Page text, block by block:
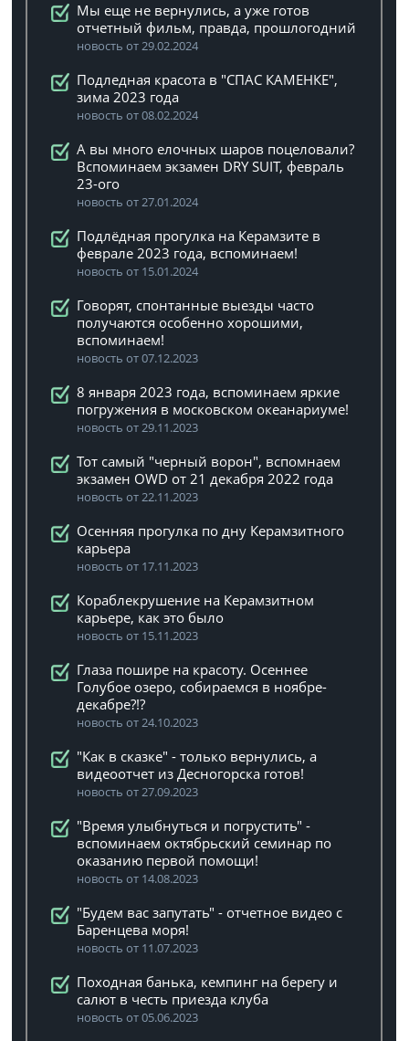
Мы еще не вернулись, а уже готов
отчетный фильм, правда, прошлогодний
новость от 29.02.2024
Подледная красота в "СПАС КАМЕНКЕ",
зима 2023 года
новость от 08.02.2024
А вы много елочных шаров поцеловали?
Вспоминаем экзамен DRY SUIT, февраль
23-ого
новость от 27.01.2024
Подлёдная прогулка на Керамзите в
феврале 2023 года, вспоминаем!
новость от 15.01.2024
Говорят, спонтанные выезды часто
получаются особенно хорошими,
вспоминаем!
новость от 07.12.2023
8 января 2023 года, вспоминаем яркие
погружения в московском океанариуме!
новость от 29.11.2023
Тот самый "черный ворон", вспомнаем
экзамен OWD от 21 декабря 2022 года
новость от 22.11.2023
Осенняя прогулка по дну Керамзитного
карьера
новость от 17.11.2023
Кораблекрушение на Керамзитном
карьере, как это было
новость от 15.11.2023
Глаза пошире на красоту. Осеннее
Голубое озеро, собираемся в ноябре-
декабре?!?
новость от 24.10.2023
"Как в сказке" - только вернулись, а
видеоотчет из Десногорска готов!
новость от 27.09.2023
"Время улыбнуться и погрустить" -
вспоминаем октябрьский семинар по
оказанию первой помощи!
новость от 14.08.2023
"Будем вас запутать" - отчетное видео с
Баренцева моря!
новость от 11.07.2023
Походная банька, кемпинг на берегу и
салют в честь приезда клуба
новость от 05.06.2023